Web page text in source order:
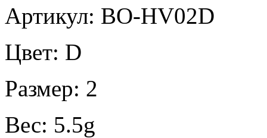
Артикул: BO-HV02D
Цвет: D
Размер: 2
Вес: 5.5g